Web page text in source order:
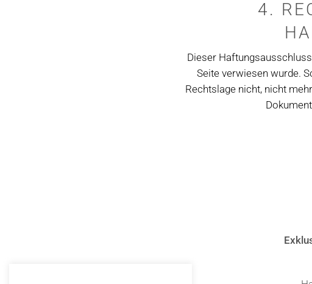
4.
Dieser
Seite verwiesen wurde.
Rechtslage nicht, nicht